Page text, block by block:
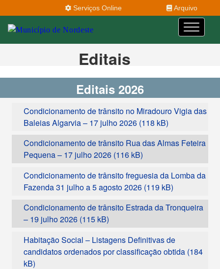
Serviços Online Arquivo
Editais
Editais 2026
Condicionamento de trânsito no Miradouro Vigia das
Baleias Algarvia – 17 julho 2026
Condicionamento de trânsito Rua das Almas Feteira
Pequena – 17 julho 2026
Condicionamento de trânsito freguesia da Lomba da
Fazenda 31 julho a 5 agosto 2026
Condicionamento de trânsito Estrada da Tronqueira
– 19 julho 2026
Habitação Social – Listagens Definitivas de
candidatos ordenados por classificação obtida